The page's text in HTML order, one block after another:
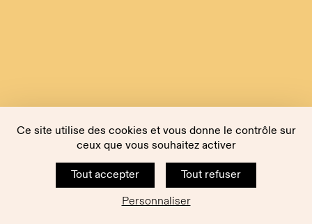
Ce site utilise des cookies et vous donne le contrôle sur
ceux que vous souhaitez activer
Tout accepter
Tout refuser
Personnaliser